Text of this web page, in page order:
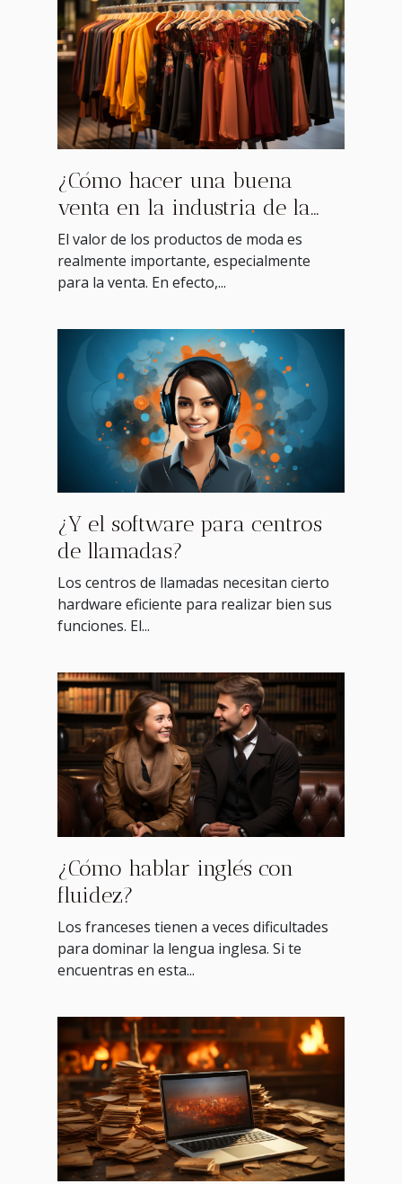
¿Cómo hacer una buena
venta en la industria de la
moda en China?
El valor de los productos de moda es
realmente importante, especialmente
para la venta. En efecto,...
¿Y el software para centros
de llamadas?
Los centros de llamadas necesitan cierto
hardware eficiente para realizar bien sus
funciones. El...
¿Cómo hablar inglés con
fluidez?
Los franceses tienen a veces dificultades
para dominar la lengua inglesa. Si te
encuentras en esta...